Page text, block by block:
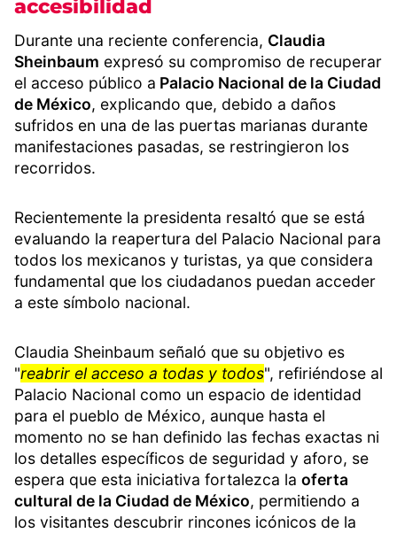
accesibilidad
Durante una reciente conferencia, Claudia
Sheinbaum expresó su compromiso de recuperar
el acceso público a Palacio Nacional de la Ciudad
de México, explicando que, debido a daños
sufridos en una de las puertas marianas durante
manifestaciones pasadas, se restringieron los
recorridos.
Recientemente la presidenta resaltó que se está
evaluando la reapertura del Palacio Nacional para
todos los mexicanos y turistas, ya que considera
fundamental que los ciudadanos puedan acceder
a este símbolo nacional.
Claudia Sheinbaum señaló que su objetivo es
"reabrir el acceso a todas y todos", refiriéndose al
Palacio Nacional como un espacio de identidad
para el pueblo de México, aunque hasta el
momento no se han definido las fechas exactas ni
los detalles específicos de seguridad y aforo, se
espera que esta iniciativa fortalezca la oferta
cultural de la Ciudad de México, permitiendo a
los visitantes descubrir rincones icónicos de la